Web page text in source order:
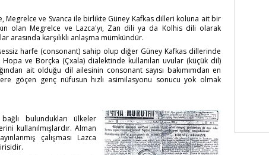
Megrelce ve Svanca ile birlikte Güney Kafkas dilleri koluna ait bir
olan Megrelce ve Lazca'yı, Zan dili ya da Kolhis dili olarak
arasında karşılıklı anlaşma mümkündür.
harfe (consonant) sahip olup diğer Güney Kafkas dillerinde
ve Borçka (Çxala) dialektinde kullanılan uvular (küçük dil)
ait olduğu dil ailesinin consonant sayısı bakımımdan en
göçen genç nüfusun hızlı asimilasyonu sonucu yok olmak
bulundukları ülkeler
kullanılmışlardır. Alman
çalışması Lazca